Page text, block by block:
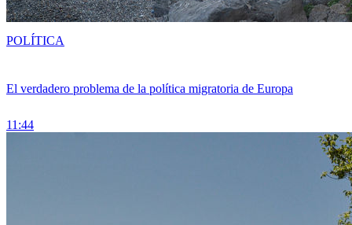
El verdadero problema de la política migratoria de Europa
11:44
POLÍTICA